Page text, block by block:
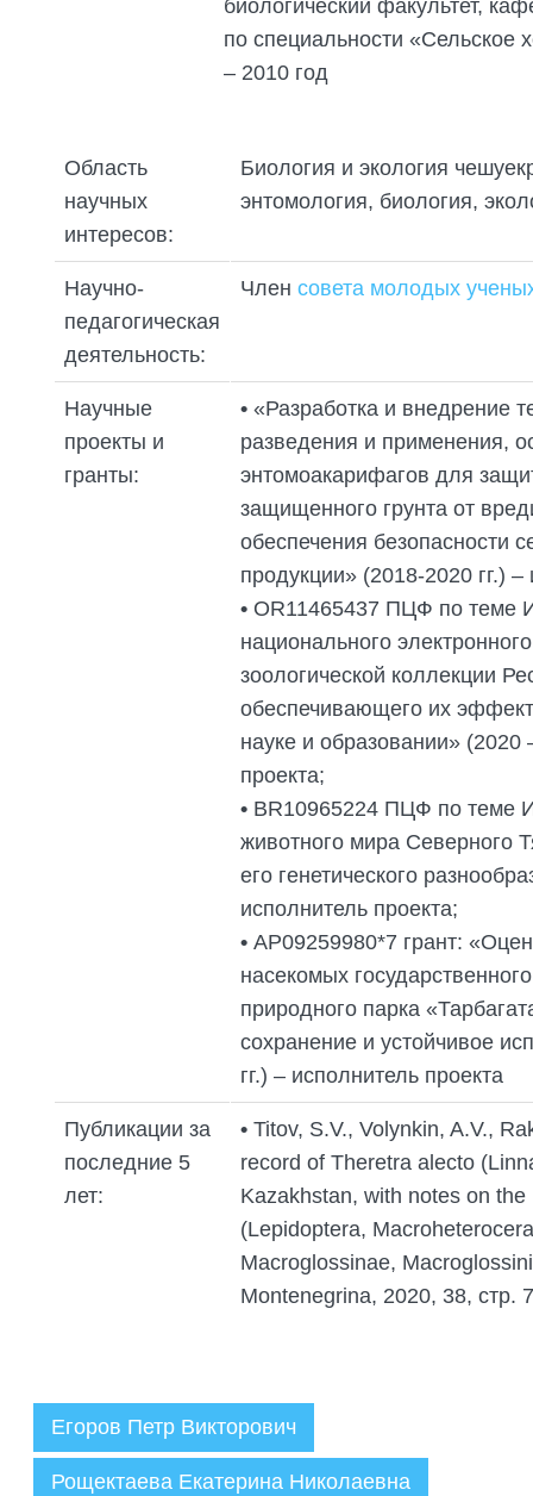
ОБОСНОВАНИЙ
ОРГАНИЗАЦИЯ ТРЕНИНГОВ И
СТАЖИРОВОК
ОБЩЕСТВОМ ТЕТИС
биологический факультет,
по специальности «Сельское
– 2010 год
Область
научных
интересов:
Биология и экология
энтомология, биология,
Научно-
педагогическая
деятельность:
Член совета молодых
Научные
проекты и
гранты:
• «Разработка и внедрение
разведения и применения,
энтомоакарифагов для
защищенного грунта от
обеспечения безопасности
продукции» (2018-2020 гг.)
• OR11465437 ПЦФ по теме
национального
зоологической коллекции
обеспечивающего их
науке и образовании» (2020
проекта;
• ВR10965224 ПЦФ по теме
животного мира Северного
его генетического
исполнитель проекта;
• АР09259980*7 грант:
насекомых
природного парка
сохранение и устойчивое
гг.) – исполнитель проекта
Публикации за
последние 5
лет:
• Titov, S.V., Volynkin, A.V.,
record of Theretra alecto
Kazakhstan, with notes on
(Lepidoptera,
Macroglossinae,
Montenegrina, 2020, 38, стр.
Администратор
Егоров Петр Викторович
Рощектаева Екатерина Николаевна